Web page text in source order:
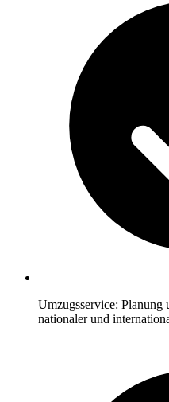
Umzugsservice:
nationaler und